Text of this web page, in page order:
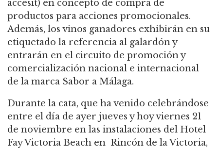
accésit) en concepto de compra de
productos para acciones promocionales.
Además, los vinos ganadores exhibirán en su
etiquetado la referencia al galardón y
entrarán en el circuito de promoción y
comercialización nacional e internacional
de la marca Sabor a Málaga.
Durante la cata, que ha venido celebrándose
entre el día de ayer jueves y hoy viernes 21
de noviembre en las instalaciones del Hotel
Fay Victoria Beach en Rincón de la Victoria,